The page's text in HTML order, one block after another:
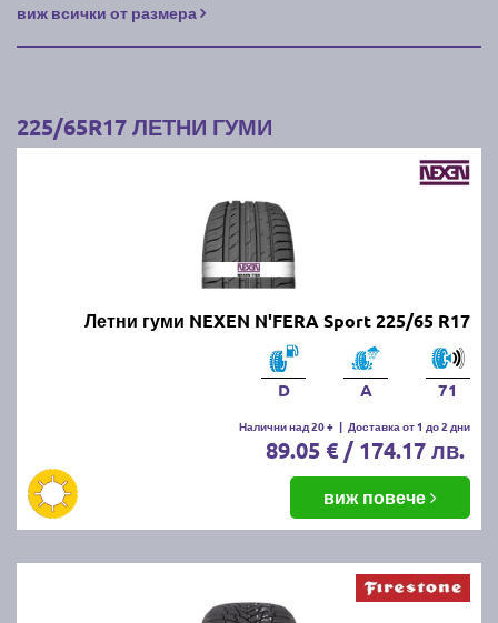
виж всички от размера
225/65R17 ЛЕТНИ ГУМИ
Летни гуми NEXEN N'FERA Sport 225/65 R17
D A 71
Налични над 20 + | Доставка от 1 до 2 дни
89.05 € / 174.17 лв.
виж повече